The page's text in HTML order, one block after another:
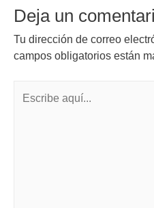
Deja un
Tu dirección de correo
campos obligatorios están